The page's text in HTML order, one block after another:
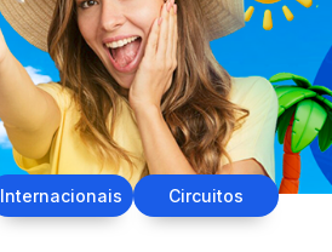
Internacionais Circuitos